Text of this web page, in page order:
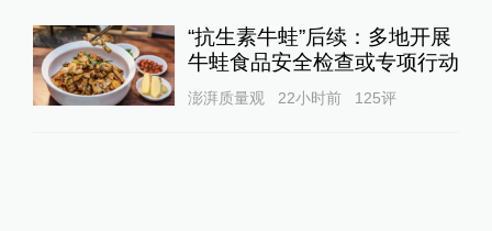
“抗生素牛蛙”后续：多地开展
牛蛙食品安全检查或专项行动
澎湃质量观 22小时前 125评